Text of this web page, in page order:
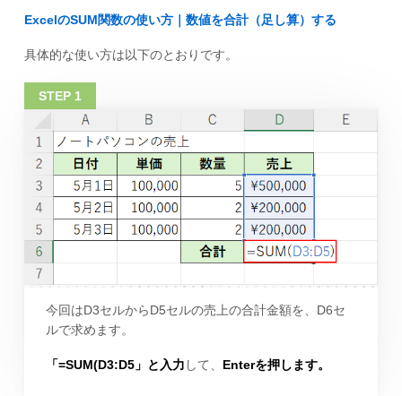
ExcelのSUM関数の使い方｜数値を合計（足し算）する
具体的な使い方は以下のとおりです。
今回はD3セルからD5セルの売上の合計金額を、D6セ
ルで求めます。
「=SUM(D3:D5」と入力 して、 Enterを押します。